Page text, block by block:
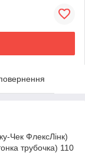
Чек ФлексЛінк)
трубочка) 110